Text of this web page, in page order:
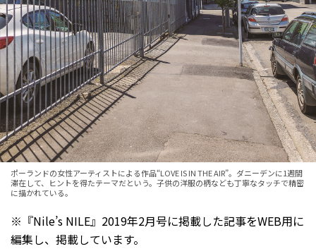
ポーランドの女性アーティストによる作品“LOVE IS IN THE AIR”。ダニーデンに1週間
滞在して、ヒントを得たテーマだという。子供の洋服の柄なども丁寧なタッチで精密
に描かれている。
※『Nile’s NILE』2019年2月号に掲載した記事をWEB用に
編集し、掲載しています。